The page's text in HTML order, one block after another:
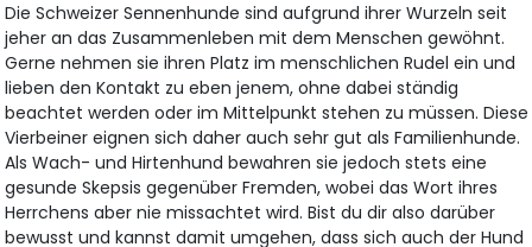
Die Schweizer Sennenhunde sind aufgrund ihrer Wurzeln seit
jeher an das Zusammenleben mit dem Menschen gewöhnt.
Gerne nehmen sie ihren Platz im menschlichen Rudel ein und
lieben den Kontakt zu eben jenem, ohne dabei ständig
beachtet werden oder im Mittelpunkt stehen zu müssen. Diese
Vierbeiner eignen sich daher auch sehr gut als Familienhunde.
Als Wach- und Hirtenhund bewahren sie jedoch stets eine
gesunde Skepsis gegenüber Fremden, wobei das Wort ihres
Herrchens aber nie missachtet wird. Bist du dir also darüber
bewusst und kannst damit umgehen, dass sich auch der Hund